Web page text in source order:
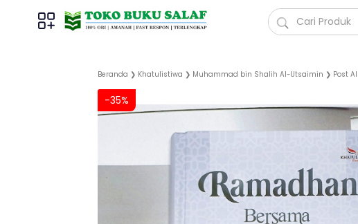
Beranda ❯ Khatulistiwa ❯ Muhammad bin Shalih Al-Utsaimin ❯ Post All
-35%